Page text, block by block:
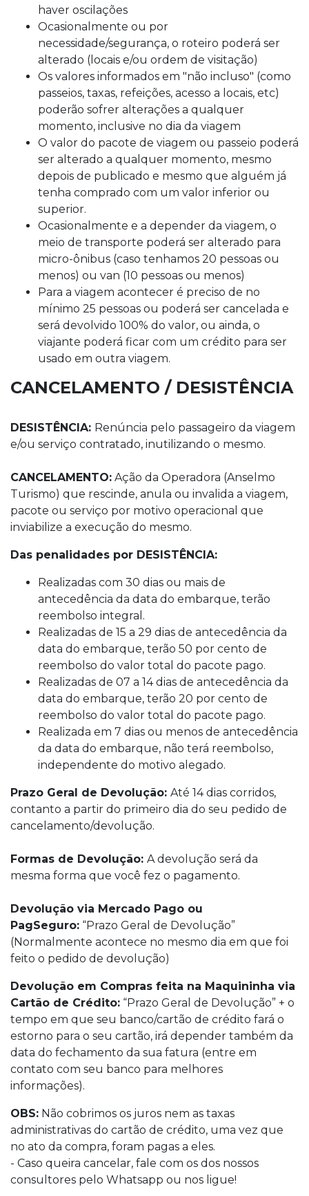
haver oscilações
Ocasionalmente ou por
necessidade/segurança, o roteiro poderá ser
alterado (locais e/ou ordem de visitação)
Os valores informados em "não incluso" (como
passeios, taxas, refeições, acesso a locais, etc)
poderão sofrer alterações a qualquer
momento, inclusive no dia da viagem
O valor do pacote de viagem ou passeio poderá
ser alterado a qualquer momento, mesmo
depois de publicado e mesmo que alguém já
tenha comprado com um valor inferior ou
superior.
Ocasionalmente e a depender da viagem, o
meio de transporte poderá ser alterado para
micro-ônibus (caso tenhamos 20 pessoas ou
menos) ou van (10 pessoas ou menos)
Para a viagem acontecer é preciso de no
mínimo 25 pessoas ou poderá ser cancelada e
será devolvido 100% do valor, ou ainda, o
viajante poderá ficar com um crédito para ser
usado em outra viagem.
CANCELAMENTO / DESISTÊNCIA
DESISTÊNCIA: Renúncia pelo passageiro da viagem
e/ou serviço contratado, inutilizando o mesmo.
CANCELAMENTO: Ação da Operadora (Anselmo
Turismo) que rescinde, anula ou invalida a viagem,
pacote ou serviço por motivo operacional que
inviabilize a execução do mesmo.
Das penalidades por DESISTÊNCIA:
Realizadas com 30 dias ou mais de
antecedência da data do embarque, terão
reembolso integral.
Realizadas de 15 a 29 dias de antecedência da
data do embarque, terão 50 por cento de
reembolso do valor total do pacote pago.
Realizadas de 07 a 14 dias de antecedência da
data do embarque, terão 20 por cento de
reembolso do valor total do pacote pago.
Realizada em 7 dias ou menos de antecedência
da data do embarque, não terá reembolso,
independente do motivo alegado.
Prazo Geral de Devolução: Até 14 dias corridos,
contanto a partir do primeiro dia do seu pedido de
cancelamento/devolução.
Formas de Devolução: A devolução será da
mesma forma que você fez o pagamento.
Devolução via Mercado Pago ou
PagSeguro: “Prazo Geral de Devolução”
(Normalmente acontece no mesmo dia em que foi
feito o pedido de devolução)
Devolução em Compras feita na Maquininha via
Cartão de Crédito: “Prazo Geral de Devolução” + o
tempo em que seu banco/cartão de crédito fará o
estorno para o seu cartão, irá depender também da
data do fechamento da sua fatura (entre em
contato com seu banco para melhores
informações).
OBS: Não cobrimos os juros nem as taxas
administrativas do cartão de crédito, uma vez que
no ato da compra, foram pagas a eles.
- Caso queira cancelar, fale com os dos nossos
consultores pelo Whatsapp ou nos ligue!